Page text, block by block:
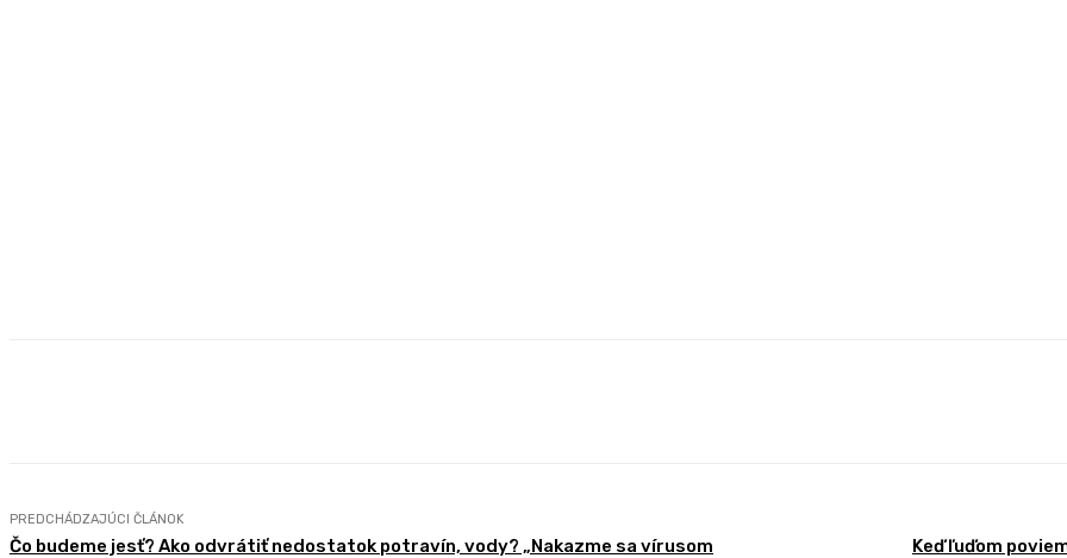
PREDCHÁDZAJÚCI ČLÁNOK
Čo budeme jesť? Ako odvrátiť nedostatok potravín, vody? „Nakazme sa vírusom
Keď ľuďom